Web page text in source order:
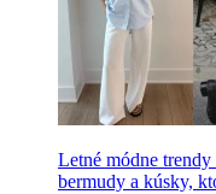
Letné módne
bermudy a kúsky,